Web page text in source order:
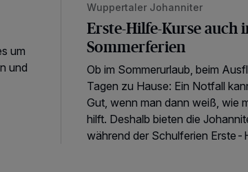
um
und
Wuppertaler Johanniter
Erste-Hilfe-Kurse auch
Sommerferien
Ob im Sommerurlaub, beim
Tagen zu Hause: Ein Notfall
Gut, wenn man dann weiß, wie
hilft. Deshalb bieten die
während der Schulferien